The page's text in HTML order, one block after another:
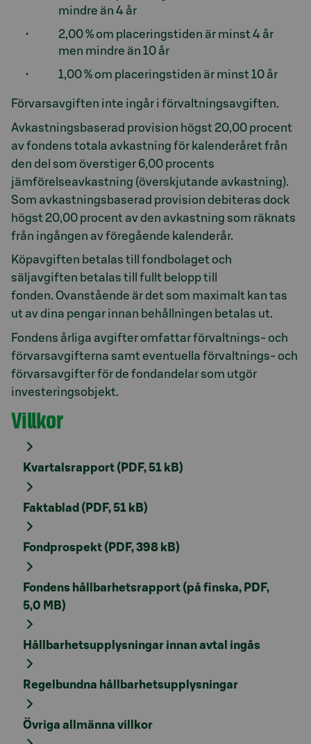
mindre än 4 år
2,00 % om placeringstiden är minst 4 år
men mindre än 10 år
1,00 % om placeringstiden är minst 10 år
Förvarsavgiften inte ingår i förvaltningsavgiften.
Avkastningsbaserad provision högst 20,00 procent
av fondens totala avkastning för kalenderåret från
den del som överstiger 6,00 procents
jämförelseavkastning (överskjutande avkastning).
Som avkastningsbaserad provision debiteras dock
högst 20,00 procent av den avkastning som räknats
från ingången av föregående kalenderår.
Köpavgiften betalas till fondbolaget och
säljavgiften betalas till fullt belopp till
fonden. Ovanstående är det som maximalt kan tas
ut av dina pengar innan behållningen betalas ut.
Fondens årliga avgifter omfattar förvaltnings- och
förvarsavgifterna samt eventuella förvaltnings- och
förvarsavgifter för de fondandelar som utgör
investeringsobjekt.
Villkor
Kvartalsrapport (PDF, 51 kB)
Faktablad (PDF, 51 kB)
Fondprospekt (PDF, 398 kB)
Fondens hållbarhetsrapport (på finska, PDF,
5,0 MB)
Hållbarhetsupplysningar innan avtal ingås
Regelbundna hållbarhetsupplysningar
Övriga allmänna villkor